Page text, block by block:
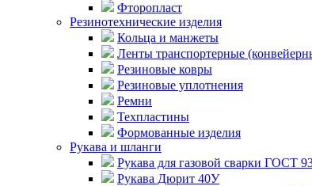
Фторопласт
Резинотехнические изделия
Кольца и манжеты
Ленты транспортерные
Резиновые ковры
Резиновые уплотнения
Ремни
Техпластины
Формованные изделия
Рукава и шланги
Рукава для газовой сварки ГОСТ
Рукава Дюрит 40У